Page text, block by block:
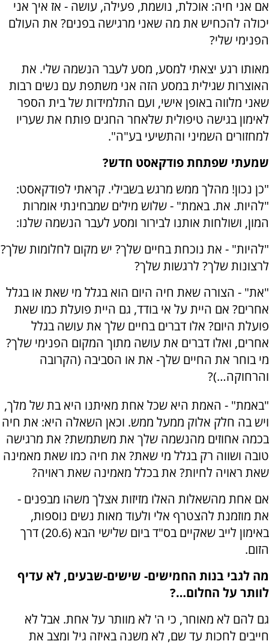
אם אני חיה: אוכלת, נושמת, פעילה, עושה - אז איך אני
יכולה להכחיש את מה שאני מרגישה בפנים? את העולם
הפנימי שלי?
מאותו רגע יצאתי למסע, מסע לעבר הנשמה שלי. את
האוצרות שגילית במסע הזה אני משתפת עם נשים רבות
שאני מלווה באופן אישי, ועם התלמידות של בית הספר
לאימון בגישה טיפולית שלאחר החגים פותח את שעריו
למחזורים השמיני והתשיעי בע"ה".
שמעתי שפתחת פודקאסט חדש?
"כן נכון! מהלך ממש מרגש בשבילי. קראתי לפודקאסט:
"להיות. את. באמת" - שלוש מילים שמבחינתי אומרות
המון, ושולחות אותנו לבירור ומסע לעבר הנשמה שלנו:
"להיות" - את נוכחת בחיים שלך? יש מקום לחלומות שלך?
לרצונות שלך? לרגשות שלך?
"את" - הצורה שאת חיה היום הוא בגלל מי שאת או בגלל
אחרים? אם היית על אי בודד, גם היית פועלת כמו שאת
פועלת היום? אלו דברים בחיים שלך את עושה בגלל
אחרים, ואלו דברים את עושה מתוך המקום הפנימי שלך?
מי בוחר את החיים שלך- את או הסביבה (הקרובה
והרחוקה…)?
"באמת" - האמת היא שכל אחת מאיתנו היא בת של מלך,
ויש בה חלק אלוק ממעל ממש. וכאן השאלה היא: את חיה
בכמה אחוזים מהנשמה שלך את משתמשת? את מרגישה
טובה ושווה רק בגלל מי שאת? את חיה כמו שאת מאמינה
שאת ראויה לחיות? את בכלל מאמינה שאת ראויה?
אם אחת מהשאלות האלו מזיזות אצלך משהו מבפנים -
את מוזמנת להצטרף אלי ולעוד מאות נשים נוספות,
באימון לייב שאקיים בס"ד ביום שלישי הבא (20.6) דרך
הזום.
מה לגבי בנות החמישים- שישים-שבעים, לא עדיף
לוותר על החלום…?
גם להם לא מאוחר, כי ה' לא מוותר על אחת. אבל לא
חייבים לחכות עד שם, לא משנה באיזה גיל ומצב את